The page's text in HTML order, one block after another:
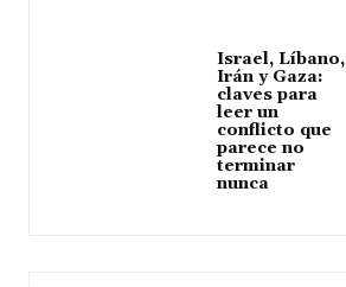
Israel, Líbano,
Irán y Gaza:
claves para
leer un
conflicto que
parece no
terminar
nunca